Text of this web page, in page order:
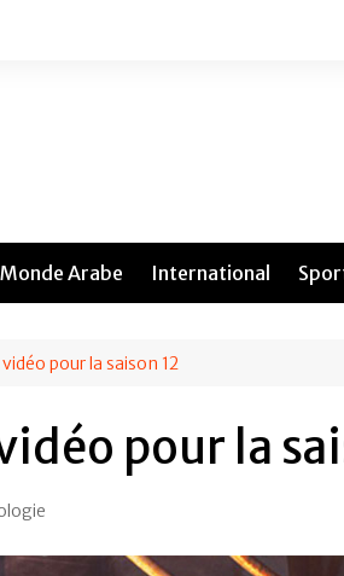
Monde Arabe International
pour la saison 12
pour la